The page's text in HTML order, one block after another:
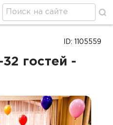
в Москве
гостей -
ID: 1105559